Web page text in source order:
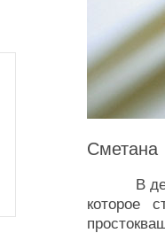
Сметана
В
которое